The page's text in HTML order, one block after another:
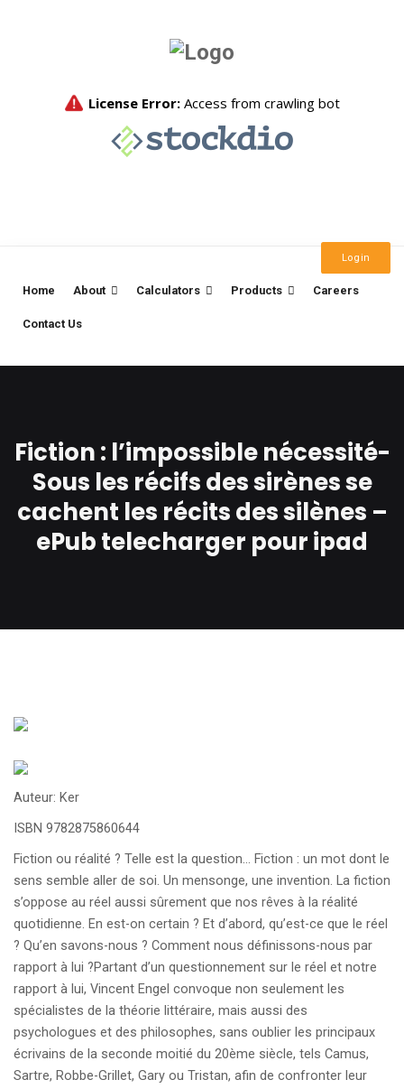
Login
Home About Calculators Products Careers
Contact Us
Fiction : l’impossible nécessité-
Sous les récifs des sirènes se
cachent les récits des silènes –
ePub telecharger pour ipad
Auteur: Ker
ISBN 9782875860644
Fiction ou réalité ? Telle est la question… Fiction : un mot dont le
sens semble aller de soi. Un mensonge, une invention. La fiction
s’oppose au réel aussi sûrement que nos rêves à la réalité
quotidienne. En est-on certain ? Et d’abord, qu’est-ce que le réel
? Qu’en savons-nous ? Comment nous définissons-nous par
rapport à lui ?Partant d’un questionnement sur le réel et notre
rapport à lui, Vincent Engel convoque non seulement les
spécialistes de la théorie littéraire, mais aussi des
psychologues et des philosophes, sans oublier les principaux
écrivains de la seconde moitié du 20ème siècle, tels Camus,
Sartre, Robbe-Grillet, Gary ou Tristan, afin de confronter leur